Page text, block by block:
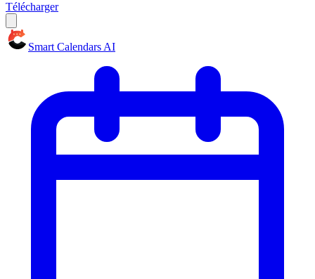
Télécharger
Smart Calendars AI